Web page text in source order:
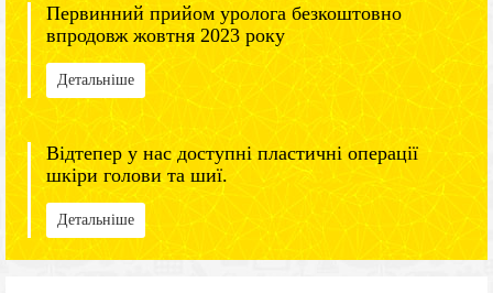
Первинний прийом уролога безкоштовно
впродовж жовтня 2023 року
Детальніше
Відтепер у нас доступні пластичні операції
шкіри голови та шиї.
Детальніше